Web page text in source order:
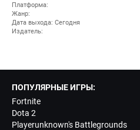
Платформа:
Жанр:
Дата выхода: Сегодня
Издатель:
ПОПУЛЯРНЫЕ ИГРЫ:
Fortnite
Dota 2
Playerunknown's Battlegrounds